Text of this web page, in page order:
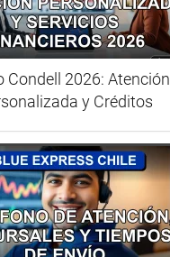
Condell 2026: Atención
y Créditos